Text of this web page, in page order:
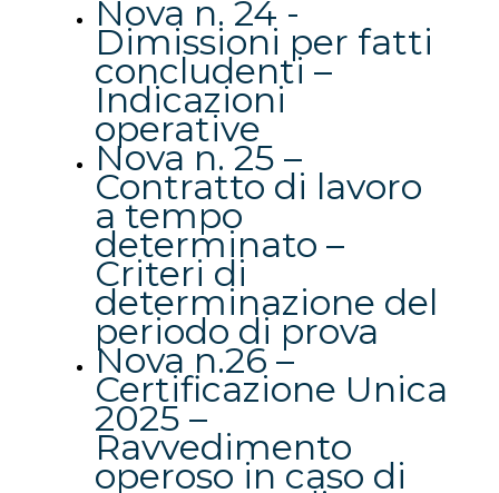
Nova n. 24 -
Dimissioni per fatti
concludenti –
Indicazioni
operative
Nova n. 25 –
Contratto di lavoro
a tempo
determinato –
Criteri di
determinazione del
periodo di prova
Nova n.26 –
Certificazione Unica
2025 –
Ravvedimento
operoso in caso di